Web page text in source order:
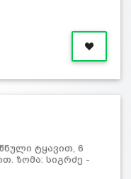
ტყავით, 6
ზომა: სიგრძე -